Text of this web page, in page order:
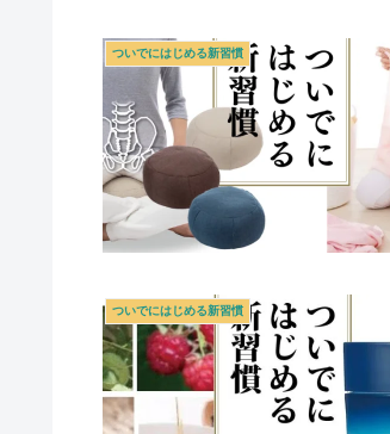
ついでにはじめる新習慣
ついでにはじめる新習慣